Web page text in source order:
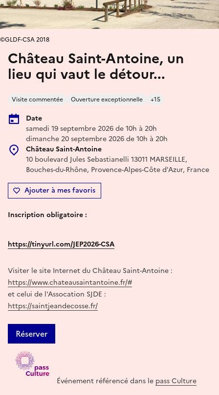
Château Saint-Antoine, un
lieu qui vaut le détour...
Visite commentée Ouverture exceptionnelle +15
Date
samedi 19 septembre 2026 de 10h à 20h
dimanche 20 septembre 2026 de 10h à 20h
Château Saint-Antoine
10 boulevard Jules Sebastianelli 13011 MARSEILLE,
Bouches-du-Rhône, Provence-Alpes-Côte d'Azur, France
Ajouter à mes favoris
©GLDF-CSA 2018
Inscription obligatoire:
https://tinyurl.com/JEP2026-CSA
Visiter le site Internet du Château Saint-Antoine :
https://www.chateausaintantoine.fr/#
et celui de l'Assocation SJDE :
https://saintjeandecosse.fr/
Réserver
Événement référencé dans le pass Culture